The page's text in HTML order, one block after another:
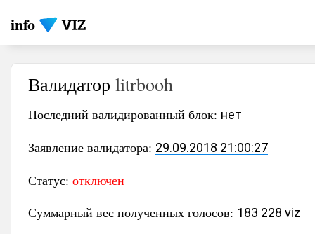
info
Валидатор litrbooh
Последний валидированный блок: нет
Заявление валидатора: 29.09.2018 21:00:27
Статус: отключен
Суммарный вес полученных голосов: 183 228 viz